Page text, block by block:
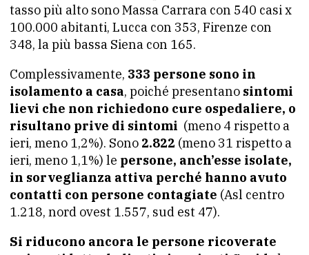
tasso più alto sono Massa Carrara con 540 casi x
100.000 abitanti, Lucca con 353, Firenze con
348, la più bassa Siena con 165.
Complessivamente, 333 persone sono in
isolamento a casa, poiché presentano sintomi
lievi che non richiedono cure ospedaliere, o
risultano prive di sintomi (meno 4 rispetto a
ieri, meno 1,2%). Sono 2.822 (meno 31 rispetto a
ieri, meno 1,1%) le persone, anch’esse isolate,
in sorveglianza attiva perché hanno avuto
contatti con persone contagiate (Asl centro
1.218, nord ovest 1.557, sud est 47).
Si riducono ancora le persone ricoverate